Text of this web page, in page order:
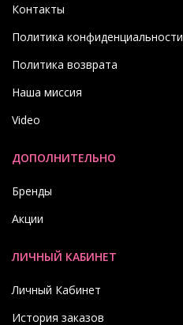
Контакты
Политика конфиденциальности
Политика возврата
Наша миссия
Video
ДОПОЛНИТЕЛЬНО
Бренды
Акции
ЛИЧНЫЙ КАБИНЕТ
Личный Кабинет
История заказов